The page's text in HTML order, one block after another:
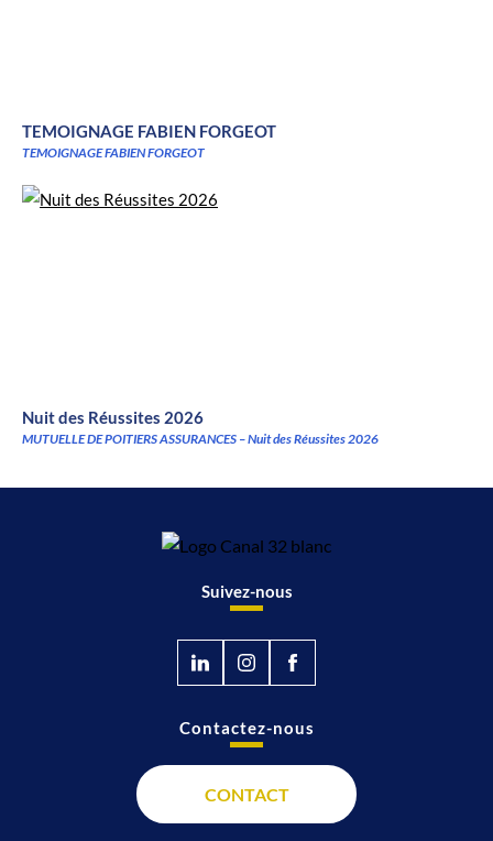
TEMOIGNAGE FABIEN FORGEOT
TEMOIGNAGE FABIEN FORGEOT
Nuit des Réussites 2026
MUTUELLE DE POITIERS ASSURANCES – Nuit des Réussites 2026
Suivez-nous
Contactez-nous
CONTACT